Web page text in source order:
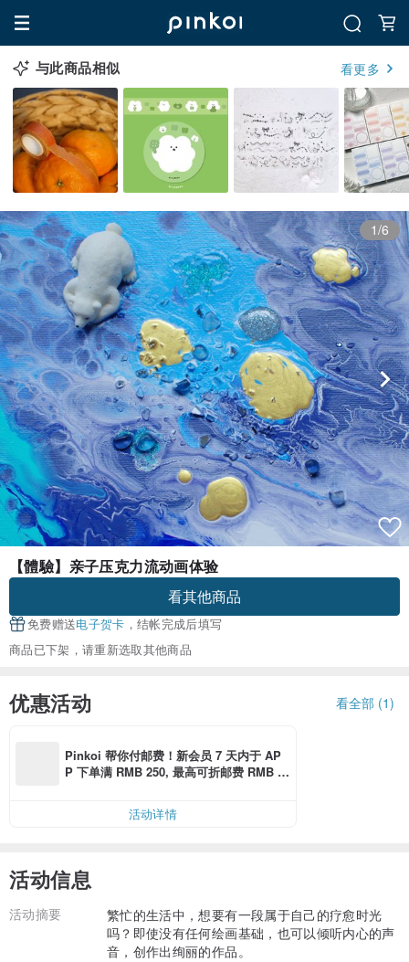
与此商品相似 看更多
1/6
【體驗】亲子压克力流动画体验
看其他商品
免费赠送电子贺卡 ，结帐完成后填写
商品已下架，请重新选取其他商品
优惠活动 看全部 (1)
Pinkoi 帮你付邮费！新会员 7 天内于 AP
P 下单满 RMB 250, 最高可折邮费 RMB 4
活动详情
活动信息
活动摘要
繁忙的生活中，想要有一段属于自己的疗愈时光
吗？即使没有任何绘画基础，也可以倾听内心的声
音，创作出绚丽的作品。